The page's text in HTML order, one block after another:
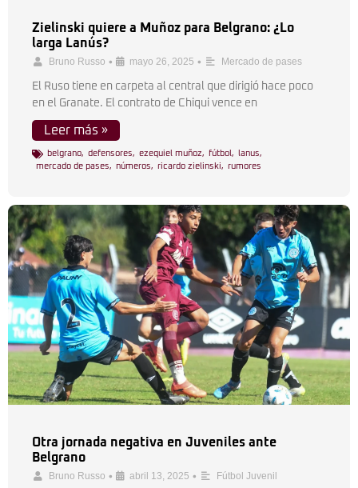
Zielinski quiere a Muñoz para Belgrano: ¿Lo
larga Lanús?
Bruno Russo • mayo 26, 2025 • Mercado de pases
El Ruso tiene en carpeta al central que dirigió hace poco
en el Granate. El contrato de Chiqui vence en
Leer más »
belgrano, defensores, ezequiel muñoz, fútbol , lanus,
mercado de pases, números, ricardo zielinski, rumores
Otra jornada negativa en Juveniles ante
Belgrano
Bruno Russo • abril 13, 2025 • Fútbol Juvenil